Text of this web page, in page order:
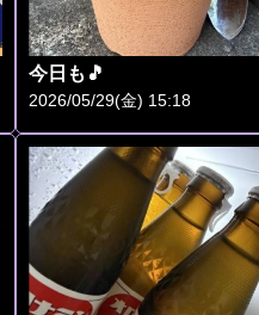
今日も🎵
2026/05/29(金) 15:18